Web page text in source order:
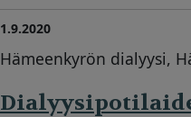
1.9.2020
Hämeenkyrön dialyysi,